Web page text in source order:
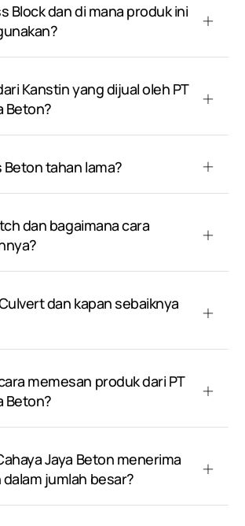
Block dan di mana produk ini
Kanstin yang dijual oleh PT
Beton?
Beton tahan lama?
dan bagaimana cara
dan kapan sebaiknya
memesan produk dari PT
Beton?
Jaya Beton menerima
jumlah besar?